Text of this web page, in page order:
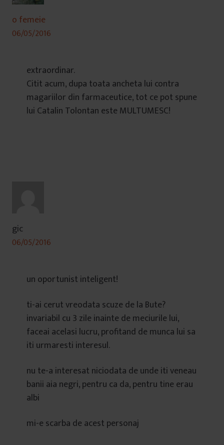
o femeie
06/05/2016
extraordinar.
Citit acum, dupa toata ancheta lui contra
magariilor din farmaceutice, tot ce pot spune
lui Catalin Tolontan este MULTUMESC!
gic
06/05/2016
un oportunist inteligent!
ti-ai cerut vreodata scuze de la Bute?
invariabil cu 3 zile inainte de meciurile lui,
faceai acelasi lucru, profitand de munca lui sa
iti urmaresti interesul.
nu te-a interesat niciodata de unde iti veneau
banii aia negri, pentru ca da, pentru tine erau
albi
mi-e scarba de acest personaj